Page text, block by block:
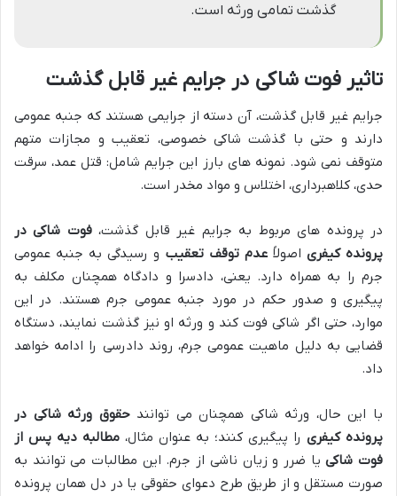
گذشت تمامی ورثه است.
تاثیر فوت شاکی در جرایم غیر قابل گذشت
جرایم غیر قابل گذشت، آن دسته از جرایمی هستند که جنبه عمومی
دارند و حتی با گذشت شاکی خصوصی، تعقیب و مجازات متهم
متوقف نمی شود. نمونه های بارز این جرایم شامل: قتل عمد، سرقت
حدی، کلاهبرداری، اختلاس و مواد مخدر است.
در پرونده های مربوط به جرایم غیر قابل گذشت،فوت شاکی در
پرونده کیفری اصولاًعدم توقف تعقیب و رسیدگی به جنبه عمومی
جرم را به همراه دارد. یعنی، دادسرا و دادگاه همچنان مکلف به
پیگیری و صدور حکم در مورد جنبه عمومی جرم هستند. در این
موارد، حتی اگر شاکی فوت کند و ورثه او نیز گذشت نمایند، دستگاه
قضایی به دلیل ماهیت عمومی جرم، روند دادرسی را ادامه خواهد
داد.
با این حال، ورثه شاکی همچنان می توانندحقوق ورثه شاکی در
پرونده کیفری را پیگیری کنند؛ به عنوان مثال، مطالبه دیه پس از
فوت شاکییا ضرر و زیان ناشی از جرم. این مطالبات می توانند به
صورت مستقل و از طریق طرح دعوای حقوقی یا در دل همان پرونده